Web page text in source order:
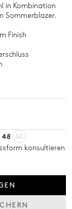
in Kombination
Sommerblazer.
Finish
48
50
konsultieren